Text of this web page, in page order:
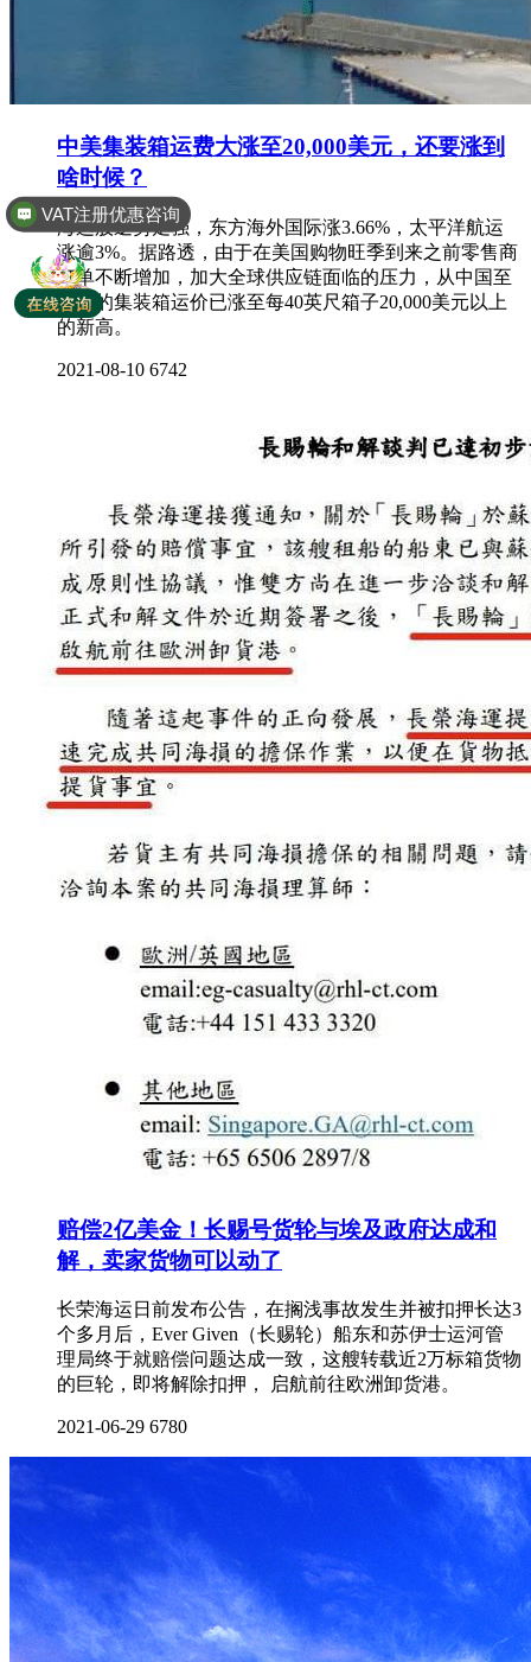
中美集装箱运费大涨至20,000美元，还要涨到
啥时候？
海运股逆势走强，东方海外国际涨3.66%，太平洋航运
涨逾3%。据路透，由于在美国购物旺季到来之前零售商
订单不断增加，加大全球供应链面临的压力，从中国至
美国的集装箱运价已涨至每40英尺箱子20,000美元以上
的新高。
2021-08-10 6742
赔偿2亿美金！长赐号货轮与埃及政府达成和
解，卖家货物可以动了
长荣海运日前发布公告，在搁浅事故发生并被扣押长达3
个多月后，Ever Given（长赐轮）船东和苏伊士运河管
理局终于就赔偿问题达成一致，这艘转载近2万标箱货物
的巨轮，即将解除扣押， 启航前往欧洲卸货港。
2021-06-29 6780
全球商标专利注册